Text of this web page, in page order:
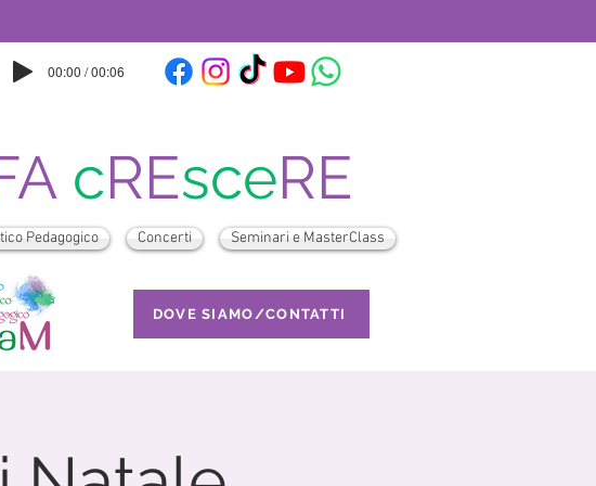
00:00 / 00:06
cREsceRE
Pedagogico Concerti Seminari e MasterClass
DOVE SIAMO/CONTATTI